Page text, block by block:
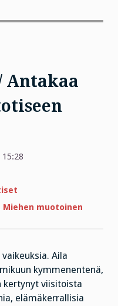
Antakaa
15:28
Miehen muotoinen
Aila
kymmenentenä,
kertynyt viisitoista
elämäkerrallisia